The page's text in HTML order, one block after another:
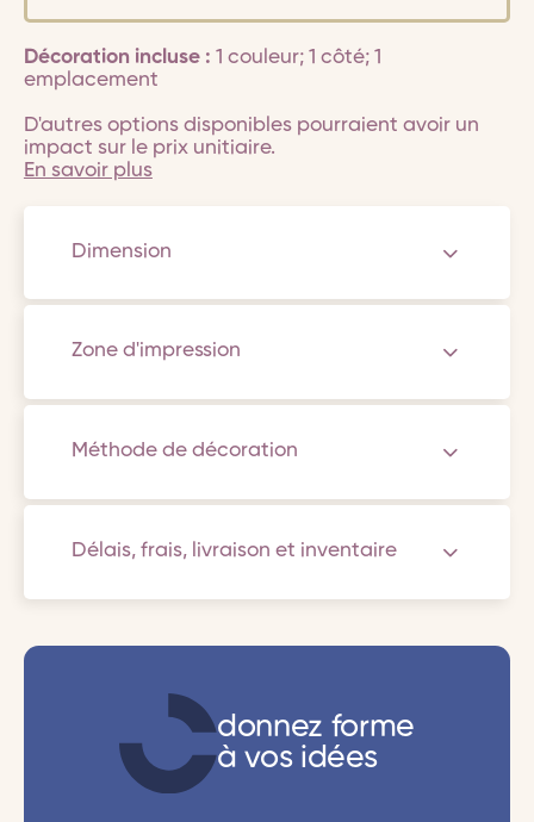
Décoration incluse : 1 couleur; 1 côté; 1
emplacement
D'autres options disponibles pourraient avoir un
impact sur le prix unitiaire.
En savoir plus
Dimension
Zone d'impression
Méthode de décoration
Délais, frais, livraison et inventaire
donnez forme
à vos idées